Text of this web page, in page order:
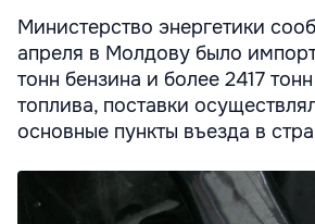
Министерство энергетики
апреля в Молдову было
тонн бензина и более 2417
топлива, поставки
основные пункты въезда в